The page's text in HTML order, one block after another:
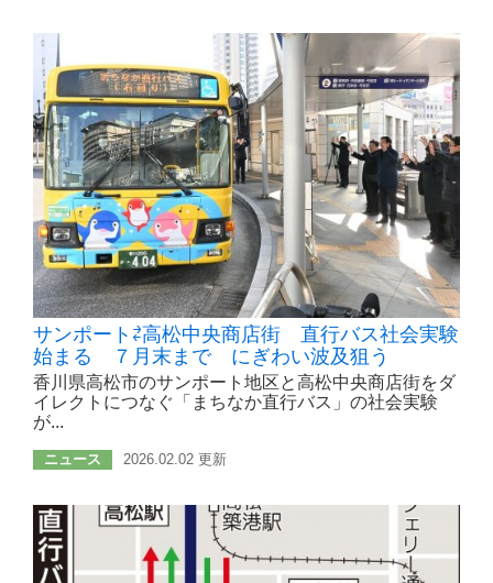
サンポート⇄高松中央商店街 直行バス社会実験
始まる ７月末まで にぎわい波及狙う
香川県高松市のサンポート地区と高松中央商店街をダ
イレクトにつなぐ「まちなか直行バス」の社会実験
が...
ニュース 2026.02.02 更新